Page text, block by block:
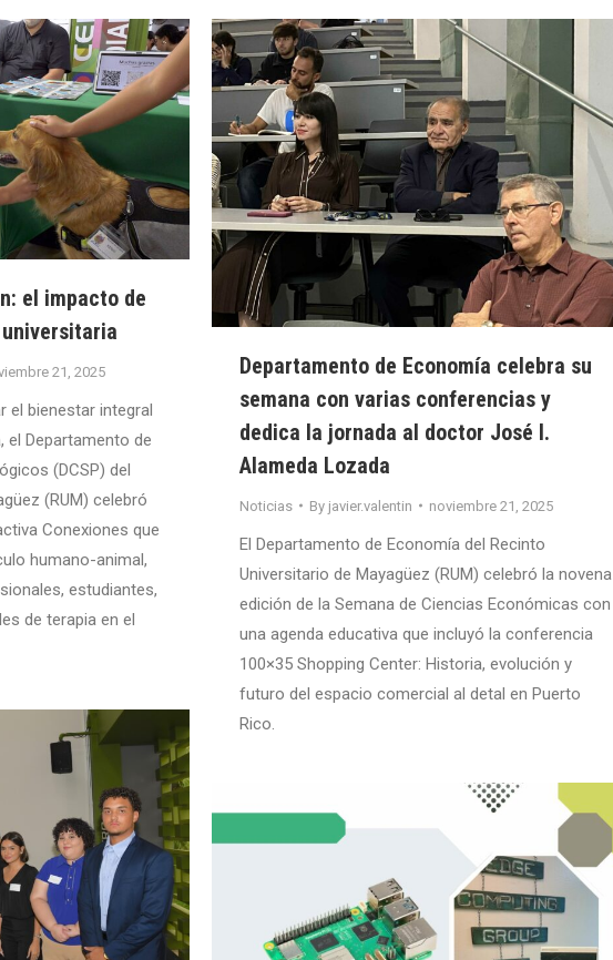
el impacto de
21, 2025
bienestar integral
el Departamento de
(DCSP) del
(RUM) celebró
Conexiones que
humano-animal,
estudiantes,
de terapia en el
Departamento de Economía celebra su
semana con varias conferencias y
dedica la jornada al doctor José I.
Alameda Lozada
Noticias By javier.valentin noviembre 21, 2025
El Departamento de Economía del Recinto
Universitario de Mayagüez (RUM) celebró la novena
edición de la Semana de Ciencias Económicas con
una agenda educativa que incluyó la conferencia
100×35 Shopping Center: Historia, evolución y
futuro del espacio comercial al detal en Puerto
Rico.